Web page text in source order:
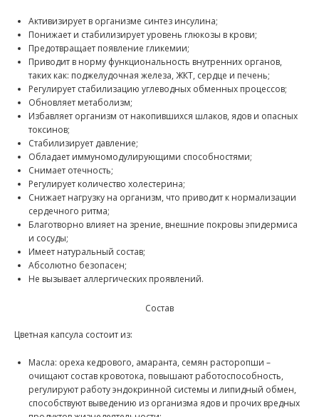
Активизирует в организме синтез инсулина;
Понижает и стабилизирует уровень глюкозы в крови;
Предотвращает появление гликемии;
Приводит в норму функциональность внутренних органов,
таких как: поджелудочная железа, ЖКТ, сердце и печень;
Регулирует стабилизацию углеводных обменных процессов;
Обновляет метаболизм;
Избавляет организм от накопившихся шлаков, ядов и опасных
токсинов;
Стабилизирует давление;
Обладает иммуномодулирующими способностями;
Снимает отечность;
Регулирует количество холестерина;
Снижает нагрузку на организм, что приводит к нормализации
сердечного ритма;
Благотворно влияет на зрение, внешние покровы эпидермиса
и сосуды;
Имеет натуральный состав;
Абсолютно безопасен;
Не вызывает аллергических проявлений.
Состав
Цветная капсула состоит из:
Масла: ореха кедрового, амаранта, семян расторопши –
очищают состав кровотока, повышают работоспособность,
регулируют работу эндокринной системы и липидный обмен,
способствуют выведению из организма ядов и прочих вредных